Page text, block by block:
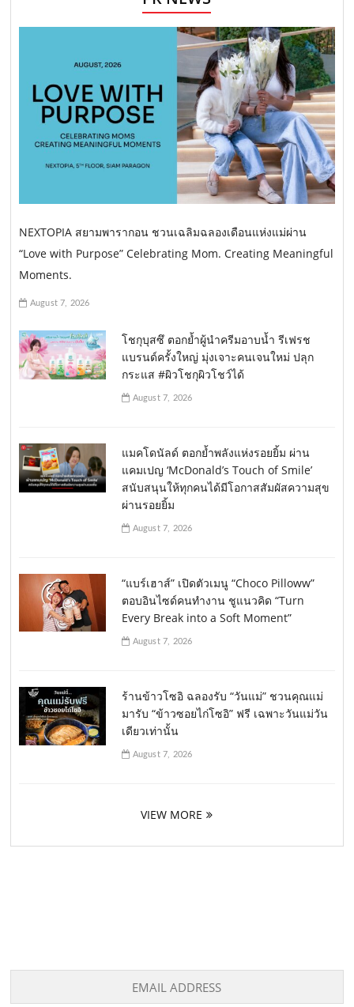
NEXTOPIA สยามพารากอน ชวนเฉลิมฉลองเดือนแห่งแม่ผ่าน
“Love with Purpose” Celebrating Mom. Creating Meaningful
Moments.
August 7, 2026
โชกุบุสซึ ตอกย้ำผู้นำครีมอาบน้ำ รีเฟรช
แบรนด์ครั้งใหญ่ มุ่งเจาะคนเจนใหม่ ปลุก
กระแส #ผิวโชกุผิวโชว์ได้
August 7, 2026
แมคโดนัลด์ ตอกย้ำพลังแห่งรอยยิ้ม ผ่าน
แคมเปญ ‘McDonald’s Touch of Smile’
สนับสนุนให้ทุกคนได้มีโอกาสสัมผัสความสุข
ผ่านรอยยิ้ม
August 7, 2026
“แบร์เฮาส์” เปิดตัวเมนู “Choco Pilloww”
ตอบอินไซด์คนทำงาน ชูแนวคิด “Turn
Every Break into a Soft Moment”
August 7, 2026
ร้านข้าวโซอิ ฉลองรับ “วันแม่” ชวนคุณแม่
มารับ “ข้าวซอยไก่โซอิ” ฟรี เฉพาะวันแม่วัน
เดียวเท่านั้น
August 7, 2026
VIEW MORE